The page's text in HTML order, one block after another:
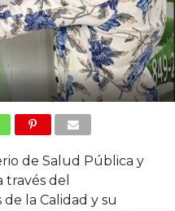
de Salud Pública y
través del
la Calidad y su